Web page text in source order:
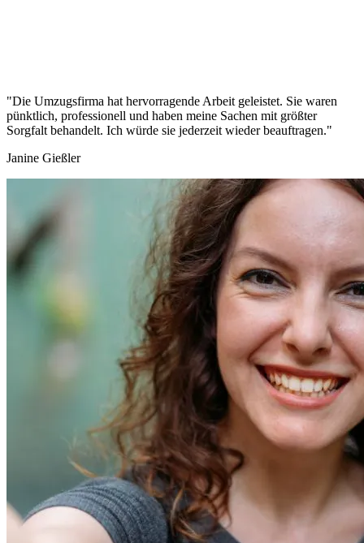
"Die Umzugsfirma hat hervorragende Arbeit geleistet. Sie waren
pünktlich, professionell und haben meine Sachen mit größter
Sorgfalt behandelt. Ich würde sie jederzeit wieder beauftragen."
Janine Gießler